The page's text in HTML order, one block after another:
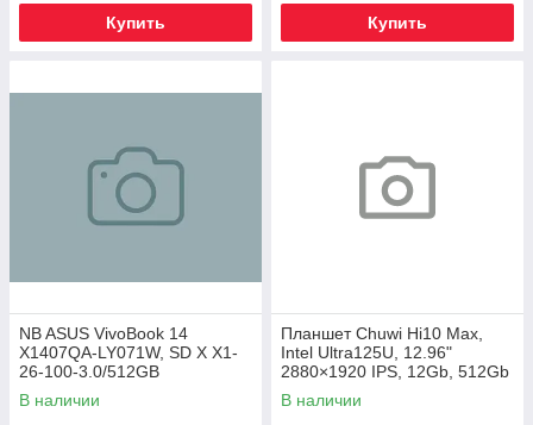
Купить Купить
NB ASUS VivoBook 14
X1407QA-LY071W, SD X X1-
26-100-3.0/512GB
SSD/16GB/14" WUXGA,
WIN11
В наличии
Планшет Chuwi Hi10 Max,
Intel Ultra125U, 12.96"
2880×1920 IPS, 12Gb, 512Gb
SSD, Keyboard, Win11Pro
В наличии